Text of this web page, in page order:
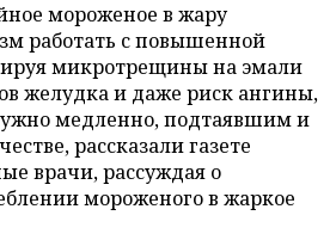
мороженое в жару
работать с повышенной
микротрещины на эмали
желудка и даже риск ангины,
медленно, подтаявшим и
рассказали газете
врачи, рассуждая о
мороженого в жаркое